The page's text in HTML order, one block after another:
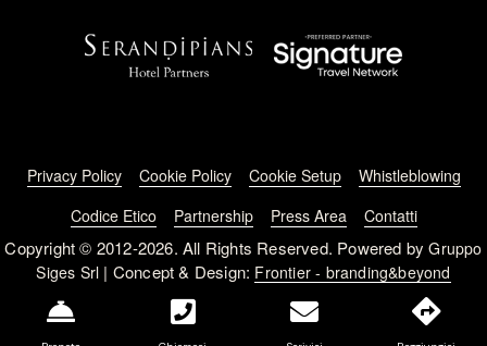
Footer menu
Privacy Policy Cookie Policy Cookie Setup
Whistleblowing
Codice Etico
Partnership Press Area Contatti
Copyright © 2012-2026. All Rights Reserved. Powered byGruppo
Siges Srl | Concept & Design: Frontier - branding&beyond